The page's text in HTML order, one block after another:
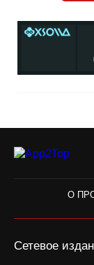
О
Сетевое